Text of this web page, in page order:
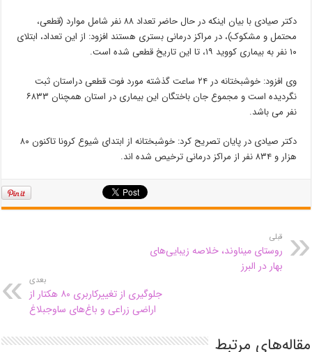
دکتر صیادی با بیان اینکه در حال حاضر تعداد ۸۸ نفر شامل موارد (قطعی،
محتمل و مشکوک)، در مراکز درمانی بستری هستند افزود: از این تعداد، ابتلای
۱۰ نفر به بیماری کووید ۱۹، تا این تاریخ قطعی شده است.
وی افزود: خوشبختانه در ۲۴ ساعت گذشته مورد فوت قطعی دراستان ثبت
نگردیده است و مجموع جان باختگان این بیماری در استان همچنان ۶۸۳۳
نفر می باشد.
دکتر صیادی در پایان تصریح کرد: خوشبختانه از ابتدای شیوع کرونا تاکنون ۸۰
هزار و ۸۳۴ نفر از مراکز درمانی ترخیص شده اند.
قبلی
روستای میناوند، خلاصه زیبایی‌های
بهار در البرز
بعدی
جلوگیری از تغییرکاربری ۸۰ هکتار از
اراضی زراعی و باغ‌های ساوجبلاغ
مقاله‌های مرتبط